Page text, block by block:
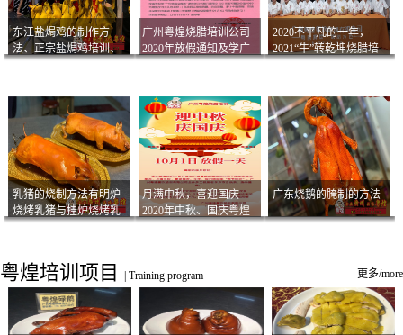
东江盐焗鸡的制作方
法、正宗盐焗鸡培训、
广州粤煌烧腊培训公司
2020年放假通知及学广
2020不平凡的一年，
2021“牛”转乾坤烧腊培
乳猪的烧制方法有明炉
烧烤乳猪与挂炉烧烤乳
月满中秋，喜迎国庆
2020年中秋、国庆粤煌
广东烧鹅的腌制的方法
粤煌培训项目 Training program 更多/more